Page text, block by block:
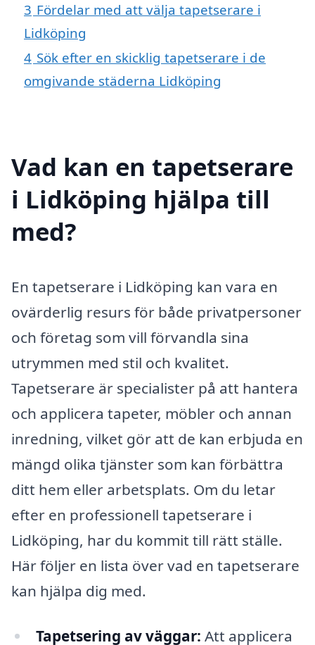
3 Fördelar med att välja tapetserare i
Lidköping
4 Sök efter en skicklig tapetserare i de
omgivande städerna Lidköping
Vad kan en tapetserare
i Lidköping hjälpa till
med?
En tapetserare i Lidköping kan vara en
ovärderlig resurs för både privatpersoner
och företag som vill förvandla sina
utrymmen med stil och kvalitet.
Tapetserare är specialister på att hantera
och applicera tapeter, möbler och annan
inredning, vilket gör att de kan erbjuda en
mängd olika tjänster som kan förbättra
ditt hem eller arbetsplats. Om du letar
efter en professionell tapetserare i
Lidköping, har du kommit till rätt ställe.
Här följer en lista över vad en tapetserare
kan hjälpa dig med.
Tapetsering av väggar: Att applicera